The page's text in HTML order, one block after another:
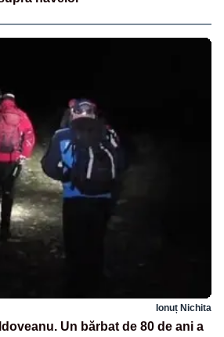
Ionuț Nichita
Un bărbat de 80 de ani a